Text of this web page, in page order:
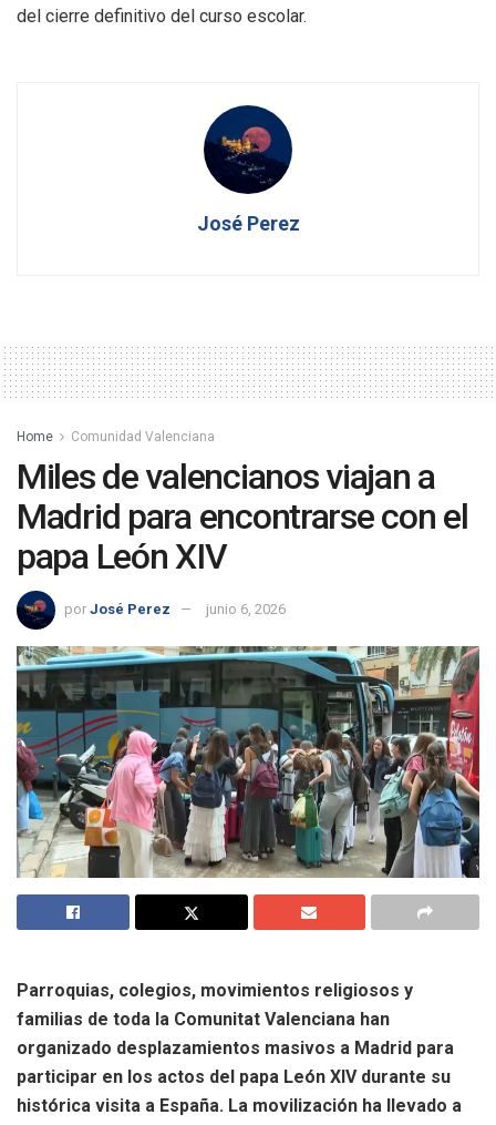
del cierre definitivo del curso escolar.
José Perez
Home Comunidad Valenciana
Miles de valencianos viajan a
Madrid para encontrarse con el
papa León XIV
por José Perez junio 6, 2026
Parroquias, colegios, movimientos religiosos y
familias de toda la Comunitat Valenciana han
organizado desplazamientos masivos a Madrid para
participar en los actos del papa León XIV durante su
histórica visita a España. La movilización ha llevado a